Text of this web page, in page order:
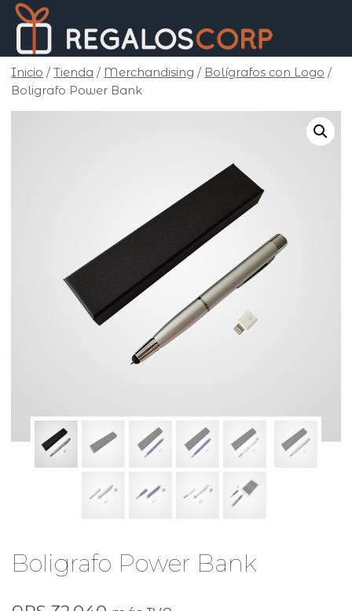
Saltar
contenido
Inicio / Tienda / Merchandising / Bolígrafos con Logo /
Boligrafo Power Bank
Boligrafo Power Bank